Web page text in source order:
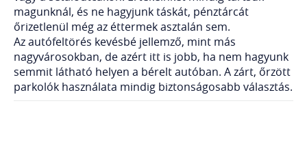
magunknál, és ne hagyjunk táskát, pénztárcát
őrizetlenül még az éttermek asztalán sem.
Az autófeltörés kevésbé jellemző, mint más
nagyvárosokban, de azért itt is jobb, ha nem hagyunk
semmit látható helyen a bérelt autóban. A zárt, őrzött
parkolók használata mindig biztonságosabb választás.